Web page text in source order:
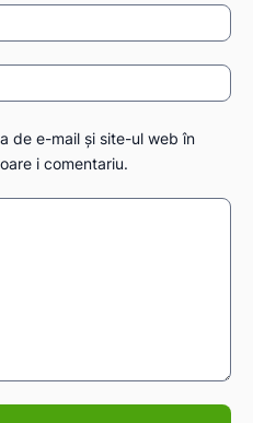
de e-mail și site-ul web în
i comentariu.